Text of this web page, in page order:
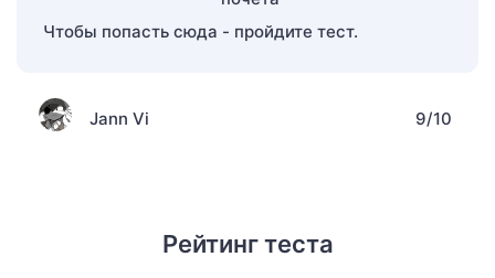
Чтобы попасть сюда - пройдите тест.
Jann Vi 9/10
Рейтинг теста